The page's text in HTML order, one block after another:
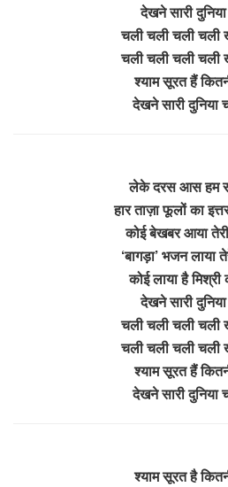
देखने सारी
चली चली चली चली
चली चली चली चली
श्याम सूरत हैं
देखने सारी दुनिया
लेके दरस आस हम
हार ताज़ा फूलों का
कोई बेखबर आया
‘बागड़ा’ भजन लाया
कोई लाया है
देखने सारी
चली चली चली चली
चली चली चली चली
श्याम सूरत हैं
देखने सारी दुनिया
श्याम सूरत है